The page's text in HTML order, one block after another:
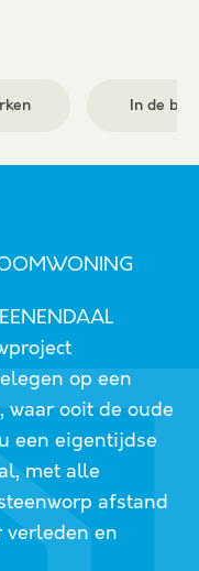
In de
op een
ooit de oude
een eigentijdse
met alle
afstand
verleden en